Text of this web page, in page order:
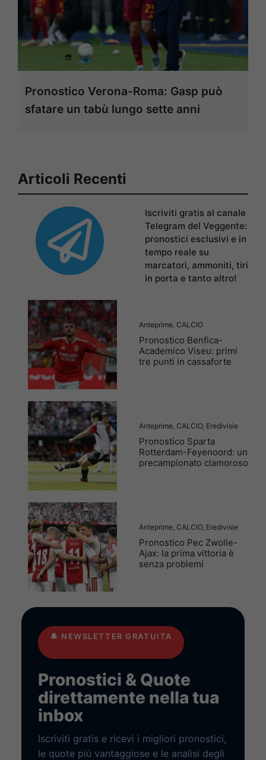
Pronostico Verona-Roma: Gasp può
sfatare un tabù lungo sette anni
Articoli Recenti
Iscriviti gratis al canale
Telegram del Veggente:
pronostici esclusivi e in
tempo reale su
marcatori, ammoniti, tiri
in porta e tanto altro!
Anteprime CALCIO
Pronostico Benfica-
Academico Viseu: primi
tre punti in cassaforte
Anteprime CALCIO, Eredivisie
Pronostico Sparta
Rotterdam-Feyenoord: un
precampionato clamoroso
Anteprime CALCIO, Eredivisie
Pronostico Pec Zwolle-
Ajax: la prima vittoria è
senza problemi
🔔 NEWSLETTER GRATUITA
Pronostici & Quote
direttamente nella tua
inbox
Iscriviti gratis e ricevi i migliori pronostici,
le quote più vantaggiose e le analisi degli